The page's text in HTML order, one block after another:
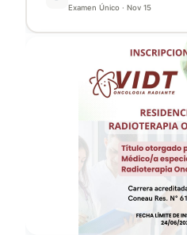
Examen Único · Nov 15